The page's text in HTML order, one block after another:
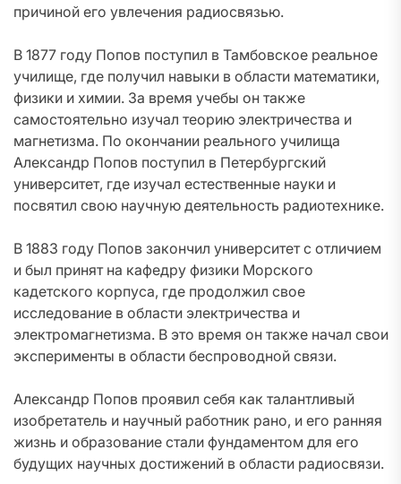
причиной его увлечения радиосвязью.
В 1877 году Попов поступил в Тамбовское реальное
училище, где получил навыки в области математики,
физики и химии. За время учебы он также
самостоятельно изучал теорию электричества и
магнетизма. По окончании реального училища
Александр Попов поступил в Петербургский
университет, где изучал естественные науки и
посвятил свою научную деятельность радиотехнике.
В 1883 году Попов закончил университет с отличием
и был принят на кафедру физики Морского
кадетского корпуса, где продолжил свое
исследование в области электричества и
электромагнетизма. В это время он также начал свои
эксперименты в области беспроводной связи.
Александр Попов проявил себя как талантливый
изобретатель и научный работник рано, и его ранняя
жизнь и образование стали фундаментом для его
будущих научных достижений в области радиосвязи.